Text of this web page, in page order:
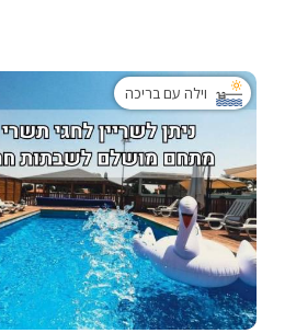
וילה עם בריכה